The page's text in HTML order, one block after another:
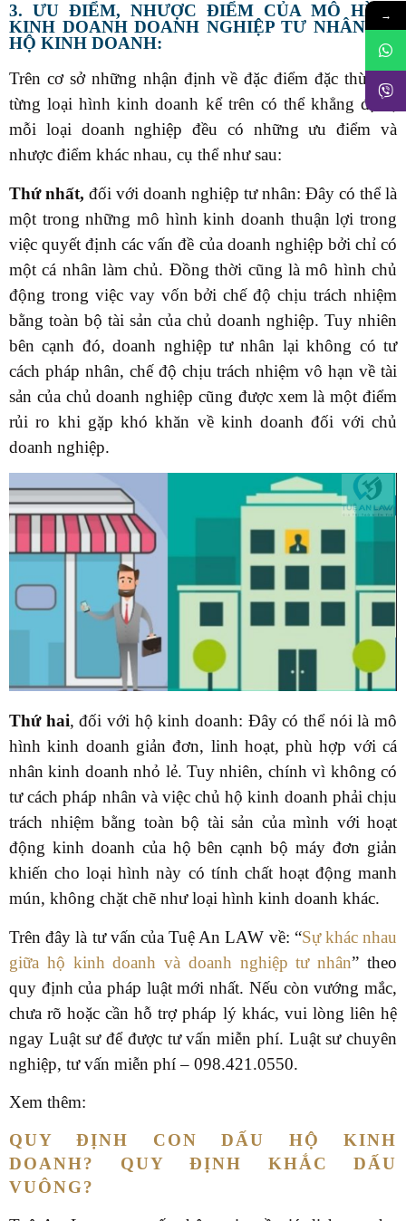
3. ƯU ĐIỂM, NHƯỢC ĐIỂM CỦA MÔ HÌNH
KINH DOANH DOANH NGHIỆP TƯ NHÂN VÀ
HỘ KINH DOANH:
Trên cơ sở những nhận định về đặc điểm đặc thù của
từng loại hình kinh doanh kể trên có thể khẳng định,
mỗi loại doanh nghiệp đều có những ưu điểm và
nhược điểm khác nhau, cụ thể như sau:
Thứ nhất, đối với doanh nghiệp tư nhân: Đây có thể là
một trong những mô hình kinh doanh thuận lợi trong
việc quyết định các vấn đề của doanh nghiệp bởi chỉ có
một cá nhân làm chủ. Đồng thời cũng là mô hình chủ
động trong việc vay vốn bởi chế độ chịu trách nhiệm
bằng toàn bộ tài sản của chủ doanh nghiệp. Tuy nhiên
bên cạnh đó, doanh nghiệp tư nhân lại không có tư
cách pháp nhân, chế độ chịu trách nhiệm vô hạn về tài
sản của chủ doanh nghiệp cũng được xem là một điểm
rủi ro khi gặp khó khăn về kinh doanh đối với chủ
doanh nghiệp.
Thứ hai, đối với hộ kinh doanh: Đây có thể nói là mô
hình kinh doanh giản đơn, linh hoạt, phù hợp với cá
nhân kinh doanh nhỏ lẻ. Tuy nhiên, chính vì không có
tư cách pháp nhân và việc chủ hộ kinh doanh phải chịu
trách nhiệm bằng toàn bộ tài sản của mình với hoạt
động kinh doanh của hộ bên cạnh bộ máy đơn giản
khiến cho loại hình này có tính chất hoạt động manh
mún, không chặt chẽ như loại hình kinh doanh khác.
Trên đây là tư vấn của Tuệ An LAW về: “Sự khác nhau
giữa hộ kinh doanh và doanh nghiệp tư nhân” theo
quy định của pháp luật mới nhất. Nếu còn vướng mắc,
chưa rõ hoặc cần hỗ trợ pháp lý khác, vui lòng liên hệ
ngay Luật sư để được tư vấn miễn phí. Luật sư chuyên
nghiệp, tư vấn miễn phí – 098.421.0550.
Xem thêm:
QUY ĐỊNH CON DẤU HỘ KINH
DOANH? QUY ĐỊNH KHẮC DẤU
VUÔNG?
→